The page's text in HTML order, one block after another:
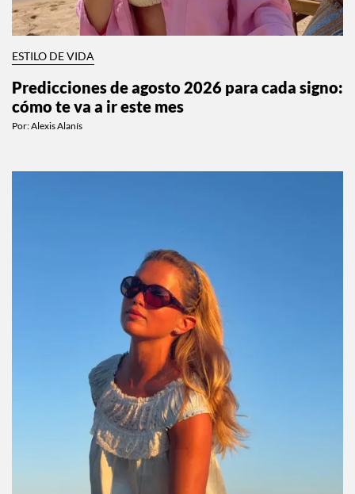
ESTILO DE VIDA
Predicciones de agosto 2026 para cada signo:
cómo te va a ir este mes
Por:Alexis Alanís